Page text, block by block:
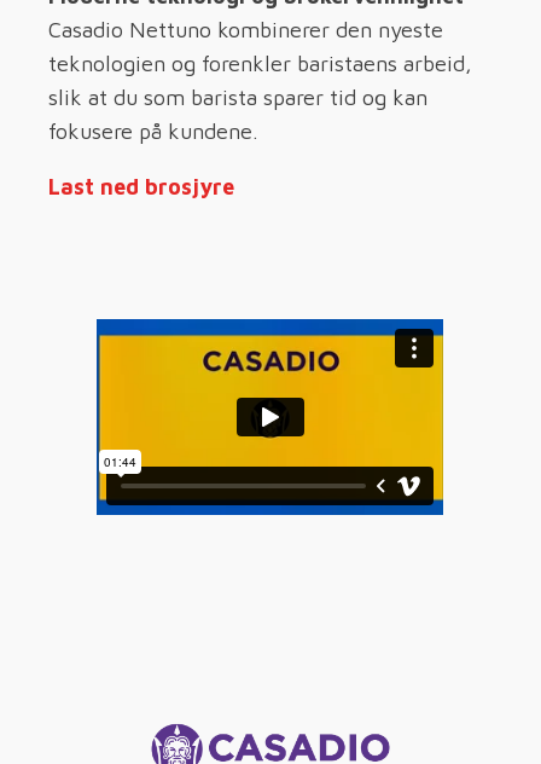
Casadio Nettuno kombinerer den nyeste
teknologien og forenkler baristaens arbeid,
slik at du som barista sparer tid og kan
fokusere på kundene.
Last ned brosjyre